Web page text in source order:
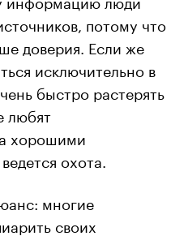
потому что
доверия. Если же
исключительно в
быстро растерять
любят
хорошими
охота.
многие
своих